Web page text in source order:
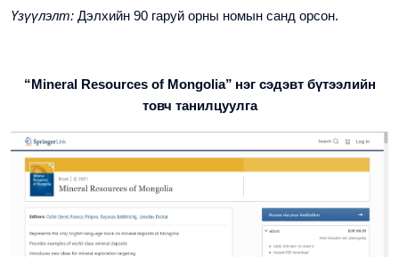
Үзүүлэлт: Дэлхийн 90 гаруй орны номын санд орсон.
“Mineral Resources of Mongolia” нэг сэдэвт бүтээлийн
товч танилцуулга